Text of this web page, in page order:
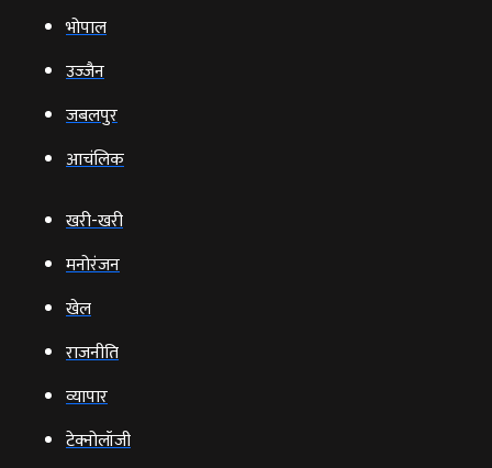
भोपाल
उज्‍जैन
जबलपुर
आचंलिक
खरी-खरी
मनोरंजन
खेल
राजनीति
व्‍यापार
टेक्‍नोलॉजी